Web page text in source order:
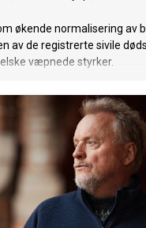
økende normalisering av
av de registrerte sivile
væpnede styrker.